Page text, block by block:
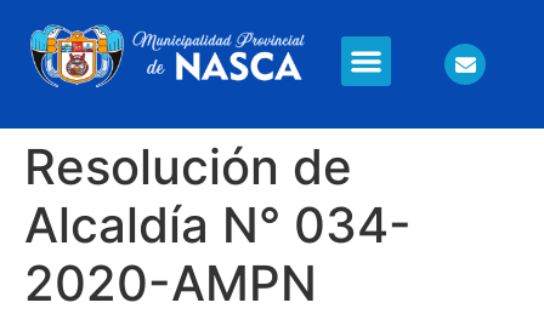
Resolución de
Alcaldía N° 034-
2020-AMPN